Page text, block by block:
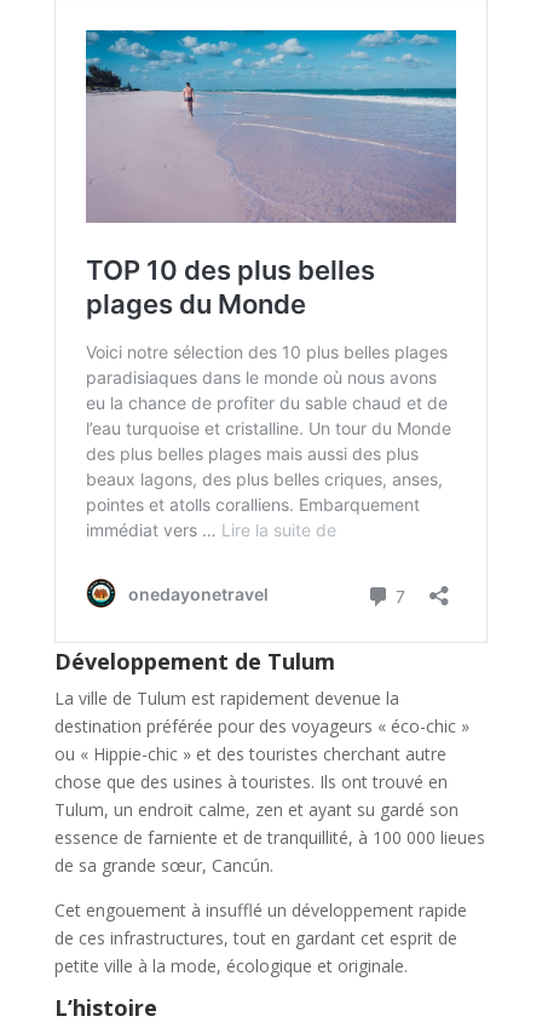
Développement de Tulum
La ville de Tulum est rapidement devenue la
destination préférée pour des voyageurs « éco-chic »
ou « Hippie-chic » et des touristes cherchant autre
chose que des usines à touristes. Ils ont trouvé en
Tulum, un endroit calme, zen et ayant su gardé son
essence de farniente et de tranquillité, à 100 000 lieues
de sa grande sœur, Cancún.
Cet engouement à insufflé un développement rapide
de ces infrastructures, tout en gardant cet esprit de
petite ville à la mode, écologique et originale.
L’histoire